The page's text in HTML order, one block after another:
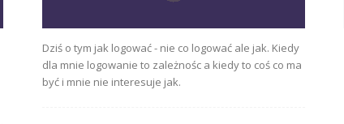
Dziś o tym jak logować - nie co logować ale jak. Kiedy
dla mnie logowanie to zależnośc a kiedy to coś co ma
być i mnie nie interesuje jak.